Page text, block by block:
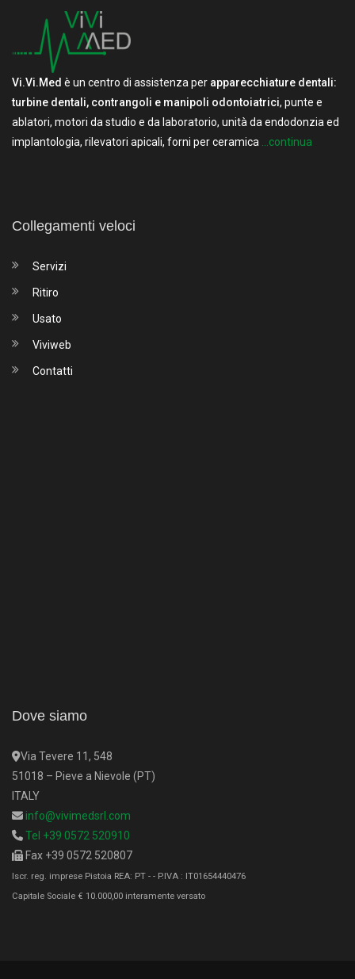
Vi.Vi.Med è un centro di assistenza per apparecchiature dentali:
turbine dentali, contrangoli e manipoli odontoiatrici, punte e
ablatori, motori da studio e da laboratorio, unità da endodonzia ed
implantologia, rilevatori apicali, forni per ceramica
...continua
Collegamenti veloci
Servizi
Ritiro
Usato
Viviweb
Contatti
Dove siamo
Via Tevere 11, 548
51018 – Pieve a Nievole (PT)
ITALY
info@vivimedsrl.com
Tel +39 0572 520910
Fax +39 0572 520807
Iscr. reg. imprese Pistoia REA: PT - - P.IVA : IT01654440476
Capitale Sociale € 10.000,00 interamente versato